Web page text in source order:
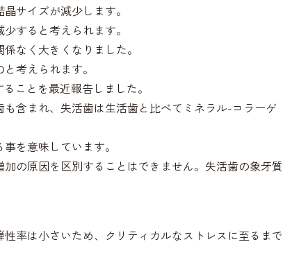
サイズが減少します。
すると考えられます。
なく大きくなりました。
考えられます。
ことを最近報告しました。
含まれ、失活歯は生活歯と比べてミネラル-コラーゲ
を意味しています。
の原因を区別することはできません。失活歯の象牙質
率は小さいため、クリティカルなストレスに至るまで